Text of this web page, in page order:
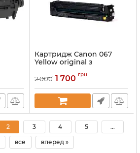
Картридж Canon 067
Yellow original з
Артикул:vost5102C002Y
2 000 1 700 грн
2 3 4 5 ...
все вперед »